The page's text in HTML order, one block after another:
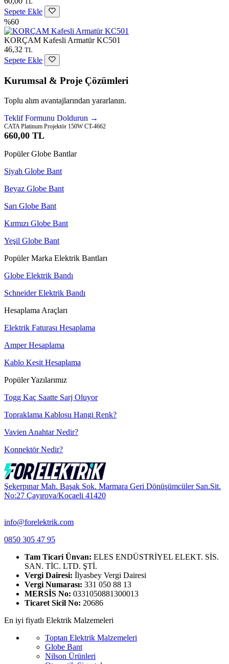
Sepete Ekle
%60
KORÇAM Kafesli Armatür KC501
46,32 TL
Sepete Ekle
Kurumsal & Proje Çözümleri
Toplu alım avantajlarından yararlanın.
Teklif Formunu Doldurun →
CATA Platinum Projektör 150W CT-4662
660,00 TL
Popüler Globe Bantlar
Siyah Globe Bant
Beyaz Globe Bant
Sarı Globe Bant
Kırmızı Globe Bant
Yeşil Globe Bant
Popüler Marka Elektrik Bantları
Globe Elektrik Bandı
Schneider Elektrik Bandı
Hesaplama Araçları
Elektrik Faturası Hesaplama
Amper Hesaplama
Kablo Kesit Hesaplama
Popüler Yazılarımız
Togg Kaç Saatte Sarj Oluyor
Topraklama Kablosu Hangi Renk?
Vavien Anahtar Nedir?
Konnektör Nedir?
Şekerpınar Mah. Başak Sok. Marmara Geri Dönüşümcüler San.Sit.
No:27 Çayırova/Kocaeli 41420
info@forelektrik.com
0850 305 47 95
Tam Ticari Ünvan: ELES ENDÜSTRİYEL ELEKT. SİS.
SAN. TİC. LTD. ŞTİ.
Vergi Dairesi: İlyasbey Vergi Dairesi
Vergi Numarası: 331 050 88 13
MERSİS No: 0331050881300013
Ticaret Sicil No: 20686
En iyi fiyatlı Elektrik Malzemeleri
Toptan Elektrik Malzemeleri
Globe Bant
Nilson Ürünleri